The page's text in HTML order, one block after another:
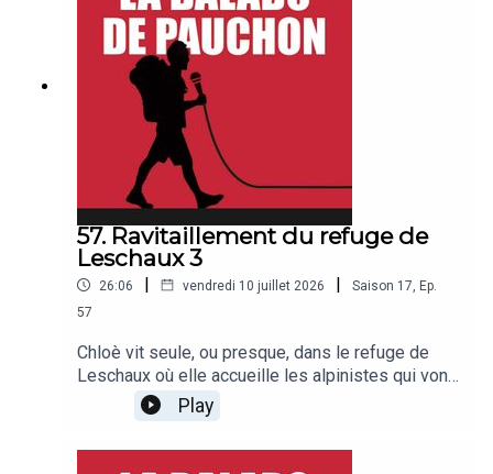
57. Ravitaillement du refuge de
Leschaux 3
26:06 | vendredi 10 juillet 2026 | Saison 17 Ep.
57
Chloè vit seule, ou presque, dans le refuge de
Leschaux où elle accueille les alpinistes qui vont
gravir les Grandes Jorasses. Tout n'est pas
simple mais le cadre est exceptionnel, et quand
l'Aiguille du Midi, la vie est belle. Bonne balado !
Play